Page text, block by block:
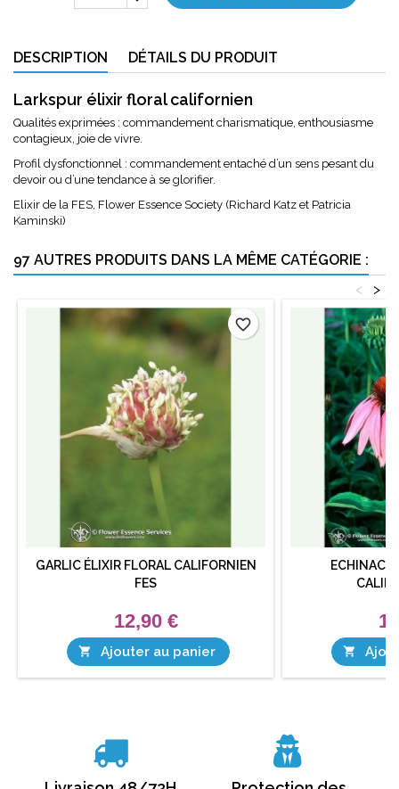
DESCRIPTION DÉTAILS DU PRODUIT
Larkspur élixir floral californien
Qualités exprimées : commandement charismatique, enthousiasme
contagieux, joie de vivre.
Profil dysfonctionnel : commandement entaché d’un sens pesant du
devoir ou d’une tendance à se glorifier.
Elixir de la FES, Flower Essence Society (Richard Katz et Patricia
Kaminski)
97 AUTRES PRODUITS DANS LA MÊME CATÉGORIE :
>
<
GARLIC ÉLIXIR FLORAL CALIFORNIEN
FES
12,90 €
 Ajouter au panier
favorite_border
